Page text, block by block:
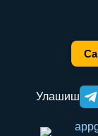
Улашиш